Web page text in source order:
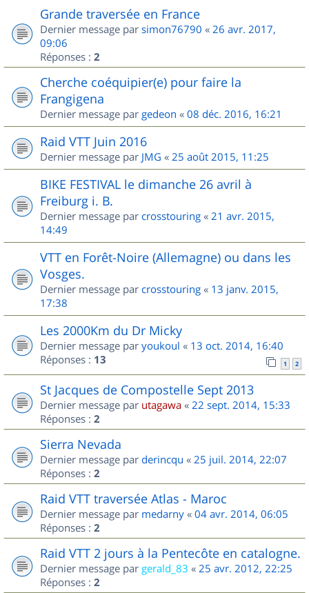
Grande traversée en France
Dernier message par simon76790 « 26 avr. 2017,
09:06
Réponses : 2
Cherche coéquipier(e) pour faire la
Frangigena
Dernier message par gedeon « 08 déc. 2016, 16:21
Raid VTT Juin 2016
Dernier message par JMG « 25 août 2015, 11:25
BIKE FESTIVAL le dimanche 26 avril à
Freiburg i. B.
Dernier message par crosstouring « 21 avr. 2015,
14:49
VTT en Forêt-Noire (Allemagne) ou dans les
Vosges.
Dernier message par crosstouring « 13 janv. 2015,
17:38
Les 2000Km du Dr Micky
Dernier message par youkoul « 13 oct. 2014, 16:40
Réponses : 13 1 2
St Jacques de Compostelle Sept 2013
Dernier message par utagawa « 22 sept. 2014, 15:33
Réponses : 2
Sierra Nevada
Dernier message par derincqu « 25 juil. 2014, 22:07
Réponses : 2
Raid VTT traversée Atlas - Maroc
Dernier message par medarny « 04 avr. 2014, 06:05
Réponses : 2
Raid VTT 2 jours à la Pentecôte en catalogne.
Dernier message par gerald_83 « 25 avr. 2012, 22:25
Réponses : 2